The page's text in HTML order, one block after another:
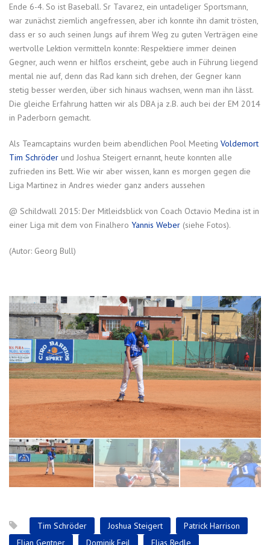
Ende 6-4. So ist Baseball. Sr Tavarez, ein untadeliger Sportsmann,
war zunächst ziemlich angefressen, aber ich konnte ihn damit trösten,
dass er so auch seinen Jungs auf ihrem Weg zu guten Verträgen eine
wertvolle Lektion vermitteln konnte: Respektiere immer deinen
Gegner, auch wenn er hilflos erscheint, gebe auch in Führung liegend
mental nie auf, denn das Rad kann sich drehen, der Gegner kann
stetig besser werden, über sich hinaus wachsen, wenn man ihn lässt.
Die gleiche Erfahrung hatten wir als DBA ja z.B. auch bei der EM 2014
in Paderborn gemacht.
Als Teamcaptains wurden beim abendlichen Pool Meeting Voldemort
Tim Schröder und Joshua Steigert ernannt, heute konnten alle
zufrieden ins Bett. Wie wir aber wissen, kann es morgen gegen die
Liga Martinez in Andres wieder ganz anders aussehen
@ Schildwall 2015: Der Mitleidsblick von Coach Octavio Medina ist in
einer Liga mit dem von Finalhero Yannis Weber (siehe Fotos).
(Autor: Georg Bull)
Tim Schröder Joshua Steigert
Patrick Harrison
Elian Gentner
Dominik Feil Elias Redle